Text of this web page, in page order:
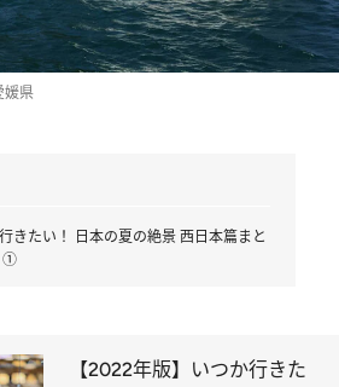
媛県
きたい！ 日本の夏の絶景 西日本篇まと
①
【2022年版】いつか行きた